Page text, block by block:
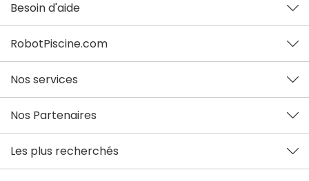
Besoin d'aide
RobotPiscine.com
Nos services
Nos Partenaires
Les plus recherchés